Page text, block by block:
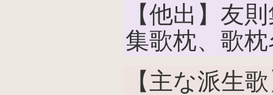
【他出】友
集歌枕、歌
【主な派生